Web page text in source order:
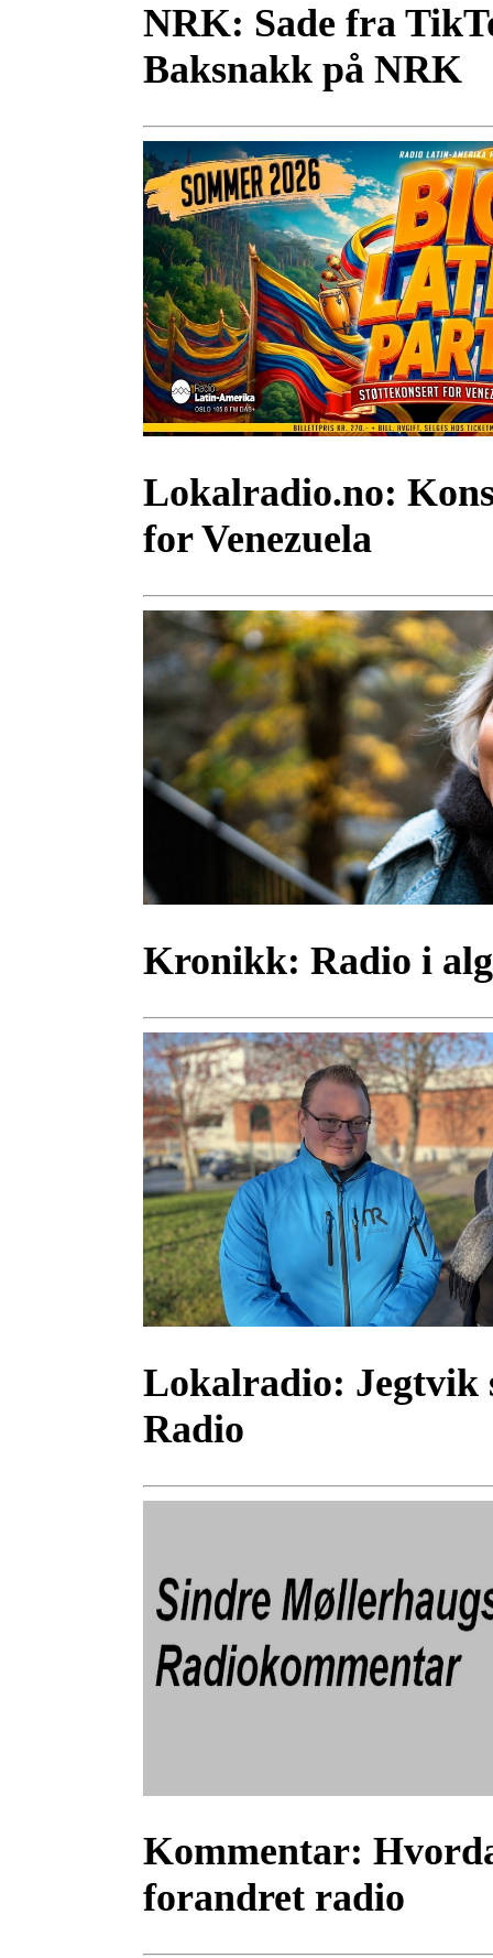
NRK: Sade fra
Baksnakk på NRK
Lokalradio.no:
for Venezuela
Kronikk: Radio i
Lokalradio: Jegtvik
Radio
Kommentar:
forandret radio